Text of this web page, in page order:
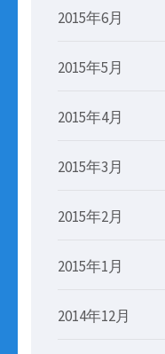
2015年6月
2015年5月
2015年4月
2015年3月
2015年2月
2015年1月
2014年12月